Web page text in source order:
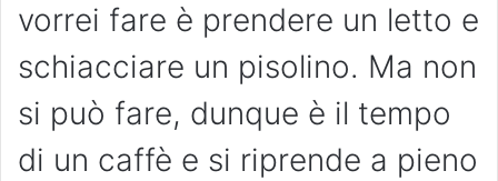
vorrei fare è prendere un letto e
schiacciare un pisolino. Ma non
si può fare, dunque è il tempo
di un caffè e si riprende a pieno